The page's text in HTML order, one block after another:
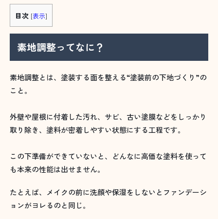
目次 [表示]
素地調整ってなに？
素地調整とは、塗装する面を整える“塗装前の下地づくり”の
こと。
外壁や屋根に付着した汚れ、サビ、古い塗膜などをしっかり
取り除き、塗料が密着しやすい状態にする工程です。
この下準備ができていないと、どんなに高価な塗料を使って
も本来の性能は出せません。
たとえば、メイクの前に洗顔や保湿をしないとファンデーシ
ョンがヨレるのと同じ。